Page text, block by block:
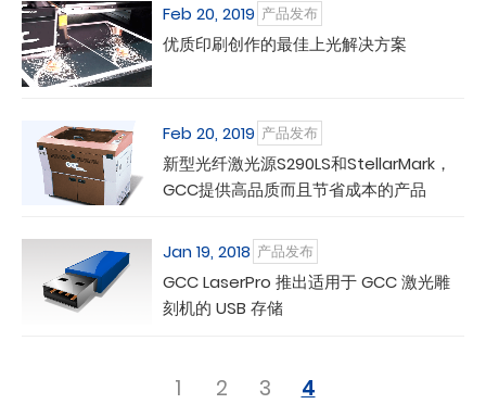
Feb 20, 2019 产品发布
优质印刷创作的最佳上光解决方案
Feb 20, 2019 产品发布
新型光纤激光源S290LS和StellarMark，
GCC提供高品质而且节省成本的产品
Jan 19, 2018 产品发布
GCC LaserPro 推出适用于 GCC 激光雕
刻机的 USB 存储
1 2 3 4